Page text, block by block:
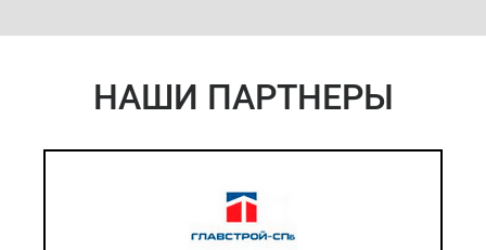
НАШИ ПАРТНЕРЫ